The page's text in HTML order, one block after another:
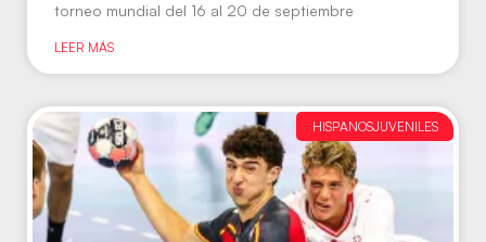
torneo mundial del 16 al 20 de septiembre
LEER MÁS
HISPANOSJUVENILES